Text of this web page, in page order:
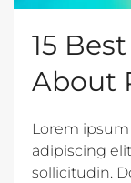
15
About
Lorem
adipiscing
sollicitudin.